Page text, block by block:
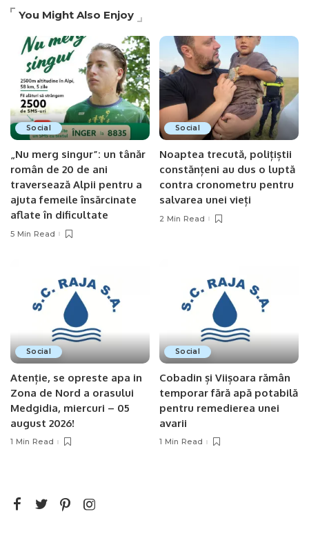
You Might Also Enjoy
Social
„Nu merg singur”: un tânăr
român de 20 de ani
traversează Alpii pentru a
ajuta femeile însărcinate
aflate în dificultate
5 Min Read
Social
Noaptea trecută, polițiștii
constănțeni au dus o luptă
contra cronometru pentru
salvarea unei vieți
2 Min Read
Social
Atenție, se opreste apa in
Zona de Nord a orasului
Medgidia, miercuri – 05
august 2026!
1 Min Read
Social
Cobadin și Viișoara rămân
temporar fără apă potabilă
pentru remedierea unei
avarii
1 Min Read